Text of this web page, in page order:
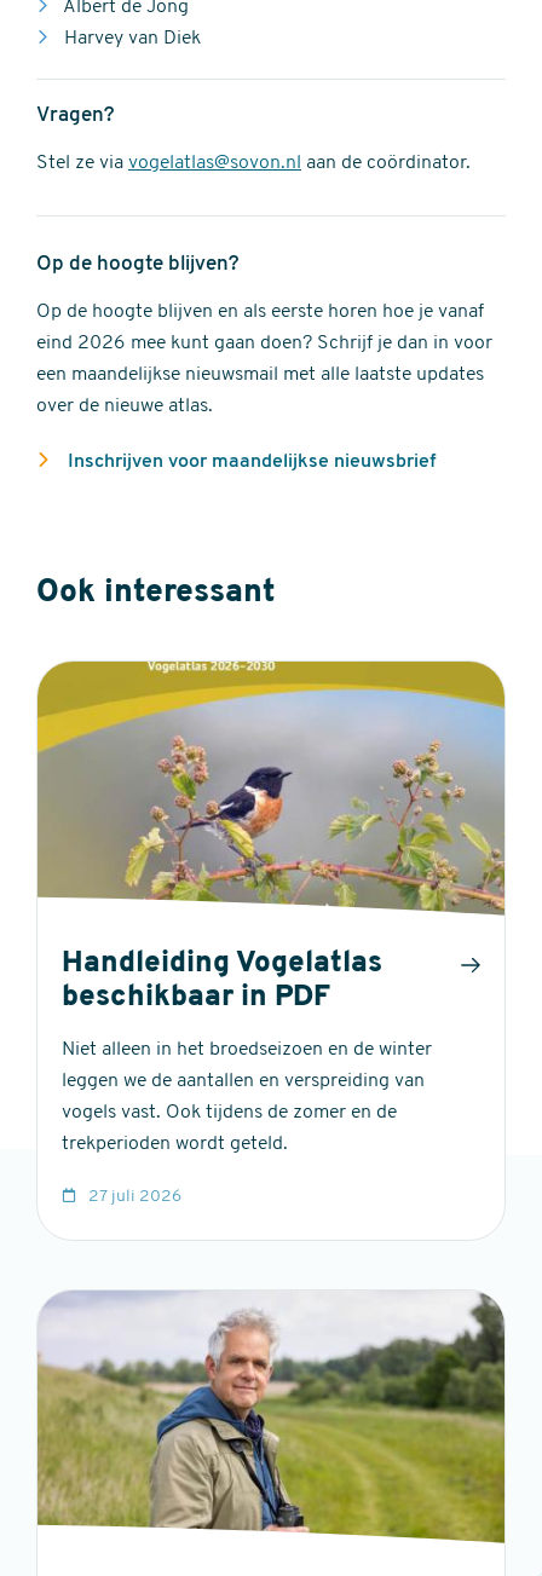
Albert de Jong
Harvey van Diek
Vragen?
Stel ze via vogelatlas@sovon.nl aan de coördinator.
Op de hoogte blijven?
Op de hoogte blijven en als eerste horen hoe je vanaf
eind 2026 mee kunt gaan doen? Schrijf je dan in voor
een maandelijkse nieuwsmail met alle laatste updates
over de nieuwe atlas.
Inschrijven voor maandelijkse nieuwsbrief
Ook interessant
Handleiding Vogelatlas
beschikbaar in PDF
Niet alleen in het broedseizoen en de winter
leggen we de aantallen en verspreiding van
vogels vast. Ook tijdens de zomer en de
trekperioden wordt geteld.
27 juli 2026